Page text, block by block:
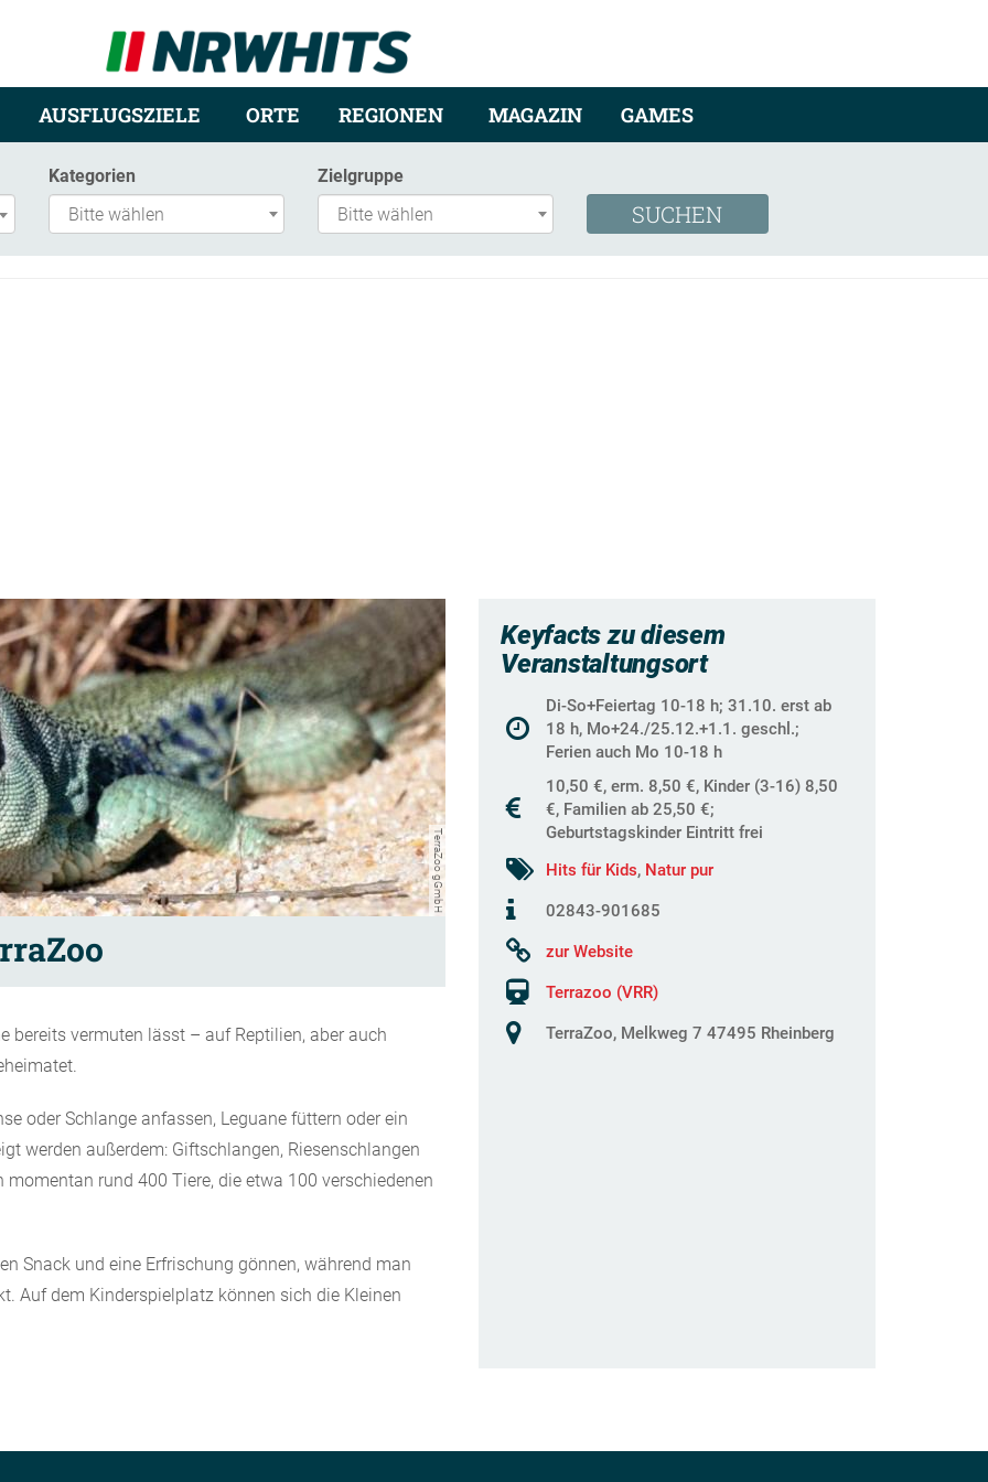
AUSFLUGSZIELE ORTE REGIONEN MAGAZIN GAMES
Kategorien Zielgruppe
TerraZoo gGmbH
bereits vermuten lässt – auf Reptilien, aber auch
oder Schlange anfassen, Leguane füttern oder ein
werden außerdem: Giftschlangen, Riesenschlangen
rund 400 Tiere, die etwa 100 verschiedenen
Snack und eine Erfrischung gönnen, während man
Auf dem Kinderspielplatz können sich die Kleinen
Keyfacts zu diesem
Veranstaltungsort
Di-So+Feiertag 10-18 h; 31.10. erst ab
18 h, Mo+24./25.12.+1.1. geschl.;
Ferien auch Mo 10-18 h
10,50 €, erm. 8,50 €, Kinder (3-16) 8,50
€, Familien ab 25,50 €;
Geburtstagskinder Eintritt frei
Hits für Kids, Natur pur
02843-901685
zur Website
Terrazoo (VRR)
TerraZoo, Melkweg 7 47495 Rheinberg